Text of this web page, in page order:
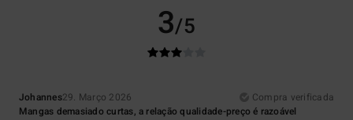
3/5
Johannes29. Março 2026
Compra verificada
Mangas demasiado curtas, a relação qualidade-preço é razoável